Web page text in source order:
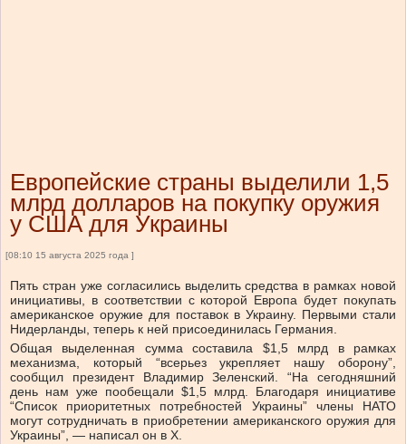
Европейские страны выделили 1,5
млрд долларов на покупку оружия
у США для Украины
[08:10 15 августа 2025 года ]
Пять стран уже согласились выделить средства в рамках новой
инициативы, в соответствии с которой Европа будет покупать
американское оружие для поставок в Украину. Первыми стали
Нидерланды, теперь к ней присоединилась Германия.
Общая выделенная сумма составила $1,5 млрд в рамках
механизма, который “всерьез укрепляет нашу оборону”,
сообщил президент Владимир Зеленский. “На сегодняшний
день нам уже пообещали $1,5 млрд. Благодаря инициативе
“Список приоритетных потребностей Украины” члены НАТО
могут сотрудничать в приобретении американского оружия для
Украины”, — написал он в X.